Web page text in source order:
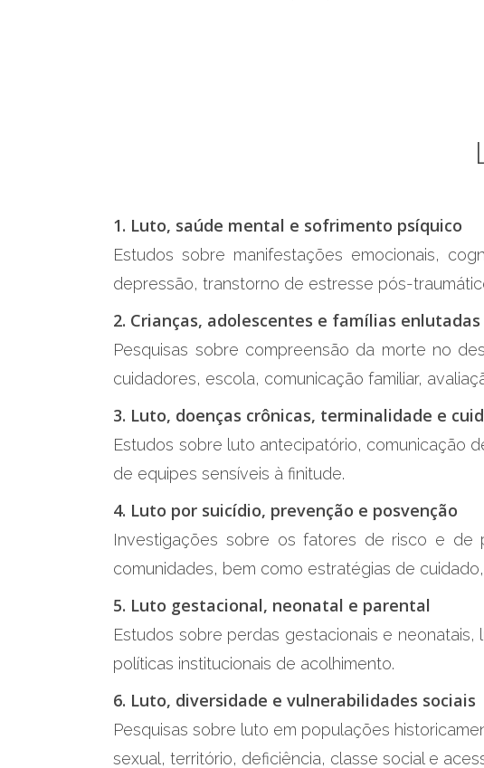
1. Luto, saúde mental e sofrimento psíquico
Estudos sobre manifestações emocionais,
depressão, transtorno de estresse pós-
2. Crianças, adolescentes e famílias enlutadas
Pesquisas sobre compreensão da morte no
cuidadores, escola, comunicação familiar,
3. Luto, doenças crônicas, terminalidade e
Estudos sobre luto antecipatório, comunicação
de equipes sensíveis à finitude.
4. Luto por suicídio, prevenção e posvenção
Investigações sobre os fatores de risco e de
comunidades, bem como estratégias de
5. Luto gestacional, neonatal e parental
Estudos sobre perdas gestacionais e
políticas institucionais de acolhimento.
6. Luto, diversidade e vulnerabilidades sociais
Pesquisas sobre luto em populações
sexual, território, deficiência, classe social e